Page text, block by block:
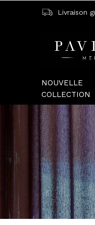
NOUVELLE
COLLECTION
Livraison